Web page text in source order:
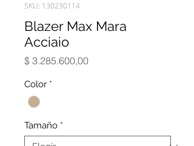
SKU: 130230114
Blazer Max Mara
Acciaio
$ 3.285.600,00Precio
Color *
Tamaño *